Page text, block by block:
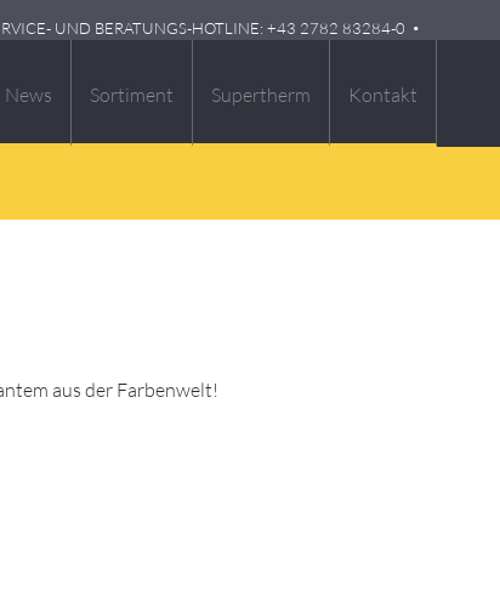
UND BERATUNGS-HOTLINE: +43 2782 83284-0
News Sortiment Supertherm Kontakt
aus der Farbenwelt!